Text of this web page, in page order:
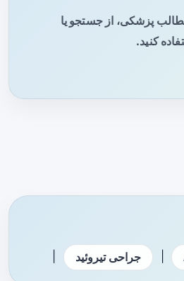
پزشکی، از جستجو یا
کنید.
جراحی تیروئید